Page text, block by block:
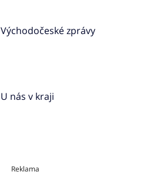
Východočeské zprávy
U nás v kraji
Reklama